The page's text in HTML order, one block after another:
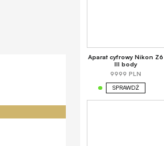
Aparat cyfrowy Nikon Z6
III body
9999 PLN
SPRAWDŹ